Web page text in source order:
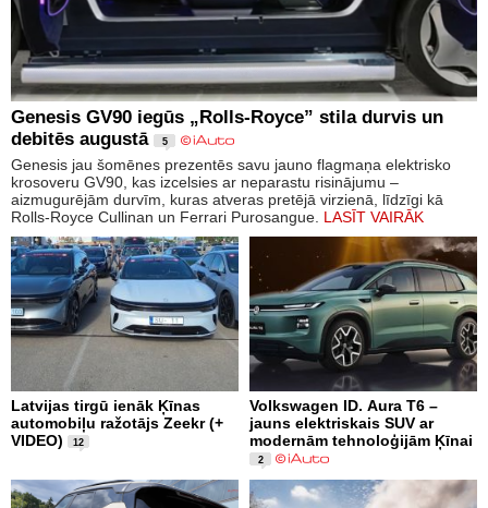
Genesis GV90 iegūs „Rolls-Royce” stila durvis un
debitēs augustā
5
Genesis jau šomēnes prezentēs savu jauno flagmaņa elektrisko
krosoveru GV90, kas izcelsies ar neparastu risinājumu –
aizmugurējām durvīm, kuras atveras pretējā virzienā, līdzīgi kā
Rolls-Royce Cullinan un Ferrari Purosangue. LASĪT VAIRĀK
Latvijas tirgū ienāk Ķīnas
automobiļu ražotājs Zeekr (+
VIDEO)
12
Volkswagen ID. Aura T6 –
jauns elektriskais SUV ar
modernām tehnoloģijām Ķīnai
2